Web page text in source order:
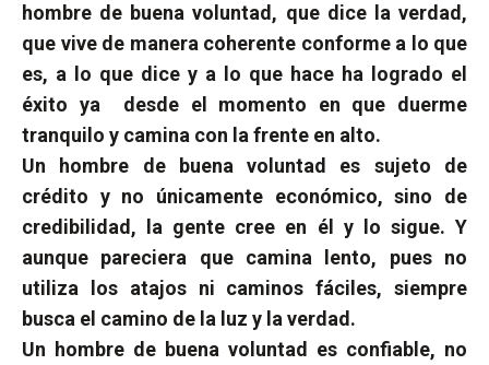
hombre de buena voluntad, que dice la verdad,
que vive de manera coherente conforme a lo que
es, a lo que dice y a lo que hace ha logrado el
éxito ya
desde el momento en que duerme
tranquilo y camina con la frente en alto.
Un hombre de buena voluntad es sujeto de
crédito y no únicamente económico, sino de
credibilidad, la gente cree en él y lo sigue. Y
aunque pareciera que camina lento, pues no
utiliza los atajos ni caminos fáciles, siempre
busca el camino de la luz y la verdad.
Un hombre de buena voluntad es confiable, no